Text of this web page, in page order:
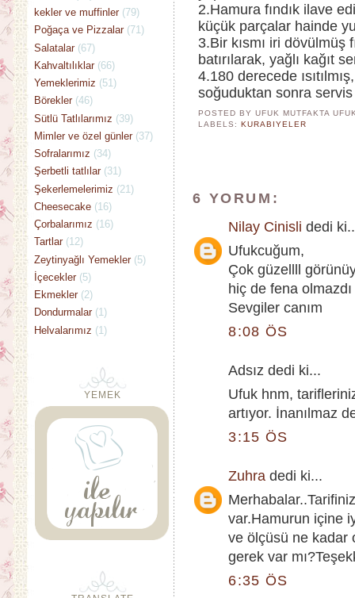
2.Hamura fındık ilave
küçük parçalar hainde
3.Bir kısmı iri dövülmüş
batırılarak, yağlı kağıt
4.180 derecede
soğuduktan sonra servis
POSTED BY UFUK MUTFAKTA
LABELS:KURABIYELER
6 YORUM:
Nilay Cinisli dedi
Ufukcuğum,
Çok güzellll
hiç de fena
Sevgiler canım
8:08 ÖS
Adsız dedi ki...
Ufuk hnm,
artıyor. İnanılmaz
3:15 ÖS
Zuhra dedi ki...
var.Hamurun içine
ve ölçüsü ne kadar
gerek var
6:35 ÖS
kekler ve muffinler (79)
Poğaça ve Pizzalar (71)
Salatalar (67)
Kahvaltılıklar (66)
Yemeklerimiz (51)
Börekler (46)
Sütlü Tatlılarımız (39)
Mimler ve özel günler (37)
Sofralarımız (34)
Şerbetli tatlılar (31)
Şekerlemelerimiz (21)
Cheesecake (16)
Çorbalarımız (16)
Tartlar (12)
Zeytinyağlı Yemekler (5)
İçecekler (5)
Ekmekler (2)
Dondurmalar (1)
Helvalarımız (1)
YEMEK